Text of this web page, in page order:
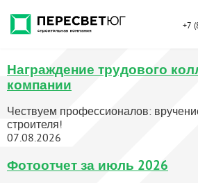
+7
Награждение трудового
компании
Чествуем профессионалов:
строителя!
07.08.2026
Фотоотчет за июль 2026